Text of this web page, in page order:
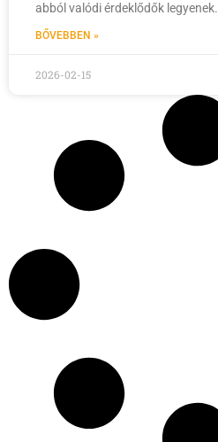
abból valódi érdeklődők legyenek.
BŐVEBBEN »
2026-02-15